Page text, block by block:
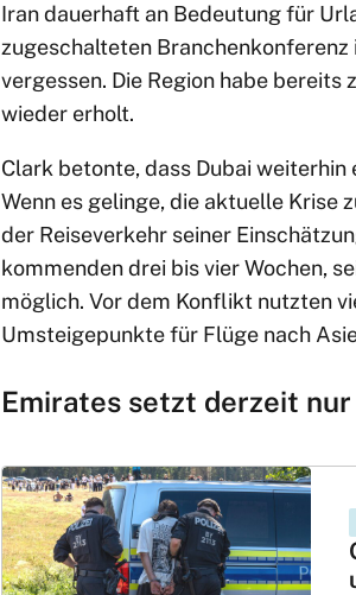
Iran dauerhaft an Bedeutung für
zugeschalteten Branchenkonferenz
vergessen. Die Region habe
wieder erholt.
Clark betonte, dass Dubai
Wenn es gelinge, die aktuelle Krise
der Reiseverkehr seiner
kommenden drei bis vier Wochen,
möglich. Vor dem Konflikt nutzten
Umsteigepunkte für Flüge nach
Emirates setzt derzeit